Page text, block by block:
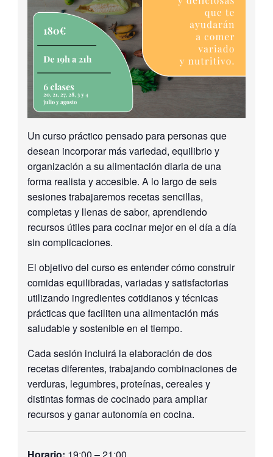
Un curso práctico pensado para personas que
desean incorporar más variedad, equilibrio y
organización a su alimentación diaria de una
forma realista y accesible. A lo largo de seis
sesiones trabajaremos recetas sencillas,
completas y llenas de sabor, aprendiendo
recursos útiles para cocinar mejor en el día a día
sin complicaciones.
El objetivo del curso es entender cómo construir
comidas equilibradas, variadas y satisfactorias
utilizando ingredientes cotidianos y técnicas
prácticas que faciliten una alimentación más
saludable y sostenible en el tiempo.
Cada sesión incluirá la elaboración de dos
recetas diferentes, trabajando combinaciones de
verduras, legumbres, proteínas, cereales y
distintas formas de cocinado para ampliar
recursos y ganar autonomía en cocina.